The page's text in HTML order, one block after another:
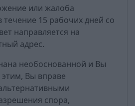
или жалоба
течение 15 рабочих дней со
направляется на
адрес.
необоснованной и Вы
этим, Вы вправе
спора,